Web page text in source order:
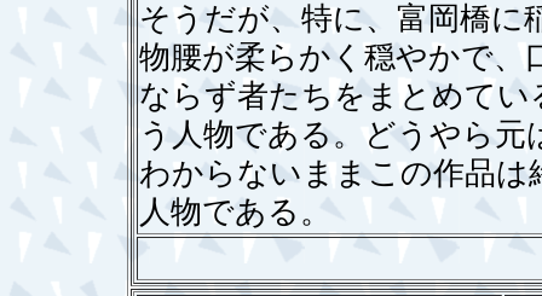
そうだが、特に、富岡橋に
物腰が柔らかく穏やかで、
ならず者たちをまとめて
う人物である。どうやら元
わからないままこの作品は
人物である。